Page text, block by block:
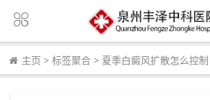
主页 > 标签聚合 > 夏季白癜风扩散怎么控制